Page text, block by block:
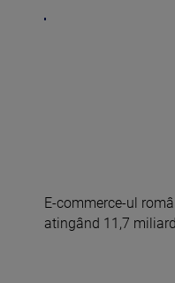
E-commerce-ul
atingând 11,7